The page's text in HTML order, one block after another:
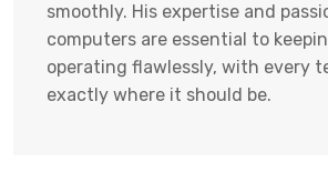
smoothly. His expertise and
computers are essential to
operating flawlessly, with every
exactly where it should be.